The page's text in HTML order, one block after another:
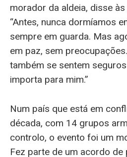
morador da aldeia, disse
“Antes, nunca dormíamos
sempre em guarda. Mas
em paz, sem
também se sentem
importa para mim.”
Num país que está em
década, com 14 grupos
controlo, o evento foi um
Fez parte de um acordo